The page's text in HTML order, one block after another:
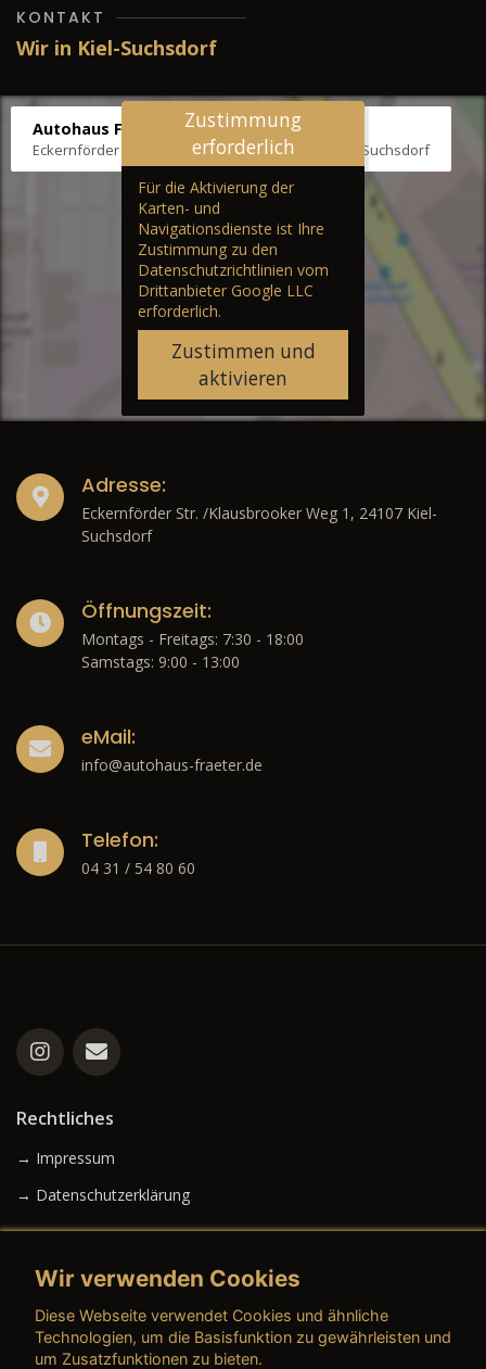
KONTAKT
Wir in Kiel-Suchsdorf
Autohaus Fräter
Eckernförder Str. /Klausbrooker Weg 1, 24107 Kiel-Suchsdorf
Zustimmung
erforderlich
Für die Aktivierung der
Karten- und
Navigationsdienste ist Ihre
Zustimmung zu den
Datenschutzrichtlinien vom
Drittanbieter Google LLC
erforderlich.
Zustimmen und
aktivieren
Adresse:
Eckernförder Str. /Klausbrooker Weg 1, 24107 Kiel-
Suchsdorf
Öffnungszeit:
Montags - Freitags: 7:30 - 18:00
Samstags: 9:00 - 13:00
eMail:
info@autohaus-fraeter.de
Telefon:
04 31 / 54 80 60
Rechtliches
→ Impressum
→ Datenschutzerklärung
→ AGB (Gebrauchtwagen)
Wir verwenden Cookies
Diese Webseite verwendet Cookies und ähnliche
Technologien, um die Basisfunktion zu gewährleisten und
um Zusatzfunktionen zu bieten.